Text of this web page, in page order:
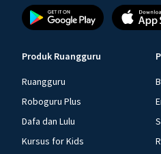
Produk Ruangguru
Ruangguru
Roboguru Plus
Dafa dan Lulu
Kursus for Kids